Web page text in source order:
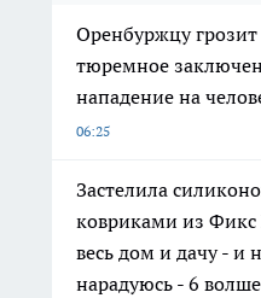
Оренбуржцу грозит
тюремное
нападение на
06:25
Застелила
ковриками из Фикс
весь дом и дачу - и
нарадуюсь - 6